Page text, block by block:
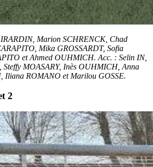
Marion SCHRENCK, Chad
Mika GROSSARDT, Sofia
et Ahmed OUHMICH. Acc. : Selin IN,
MOASARY, Inès OUHMICH, Anna
Iliana ROMANO et Marilou GOSSE.
2